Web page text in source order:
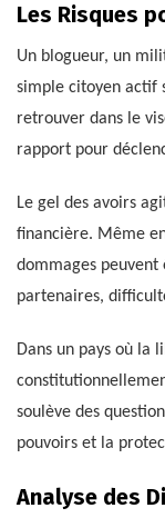
Les Risques
Un blogueur, un
simple citoyen actif
retrouver dans le
rapport pour
Le gel des avoirs
financière. Même
dommages
partenaires,
Dans un pays où la
soulève des
pouvoirs et la
Analyse des